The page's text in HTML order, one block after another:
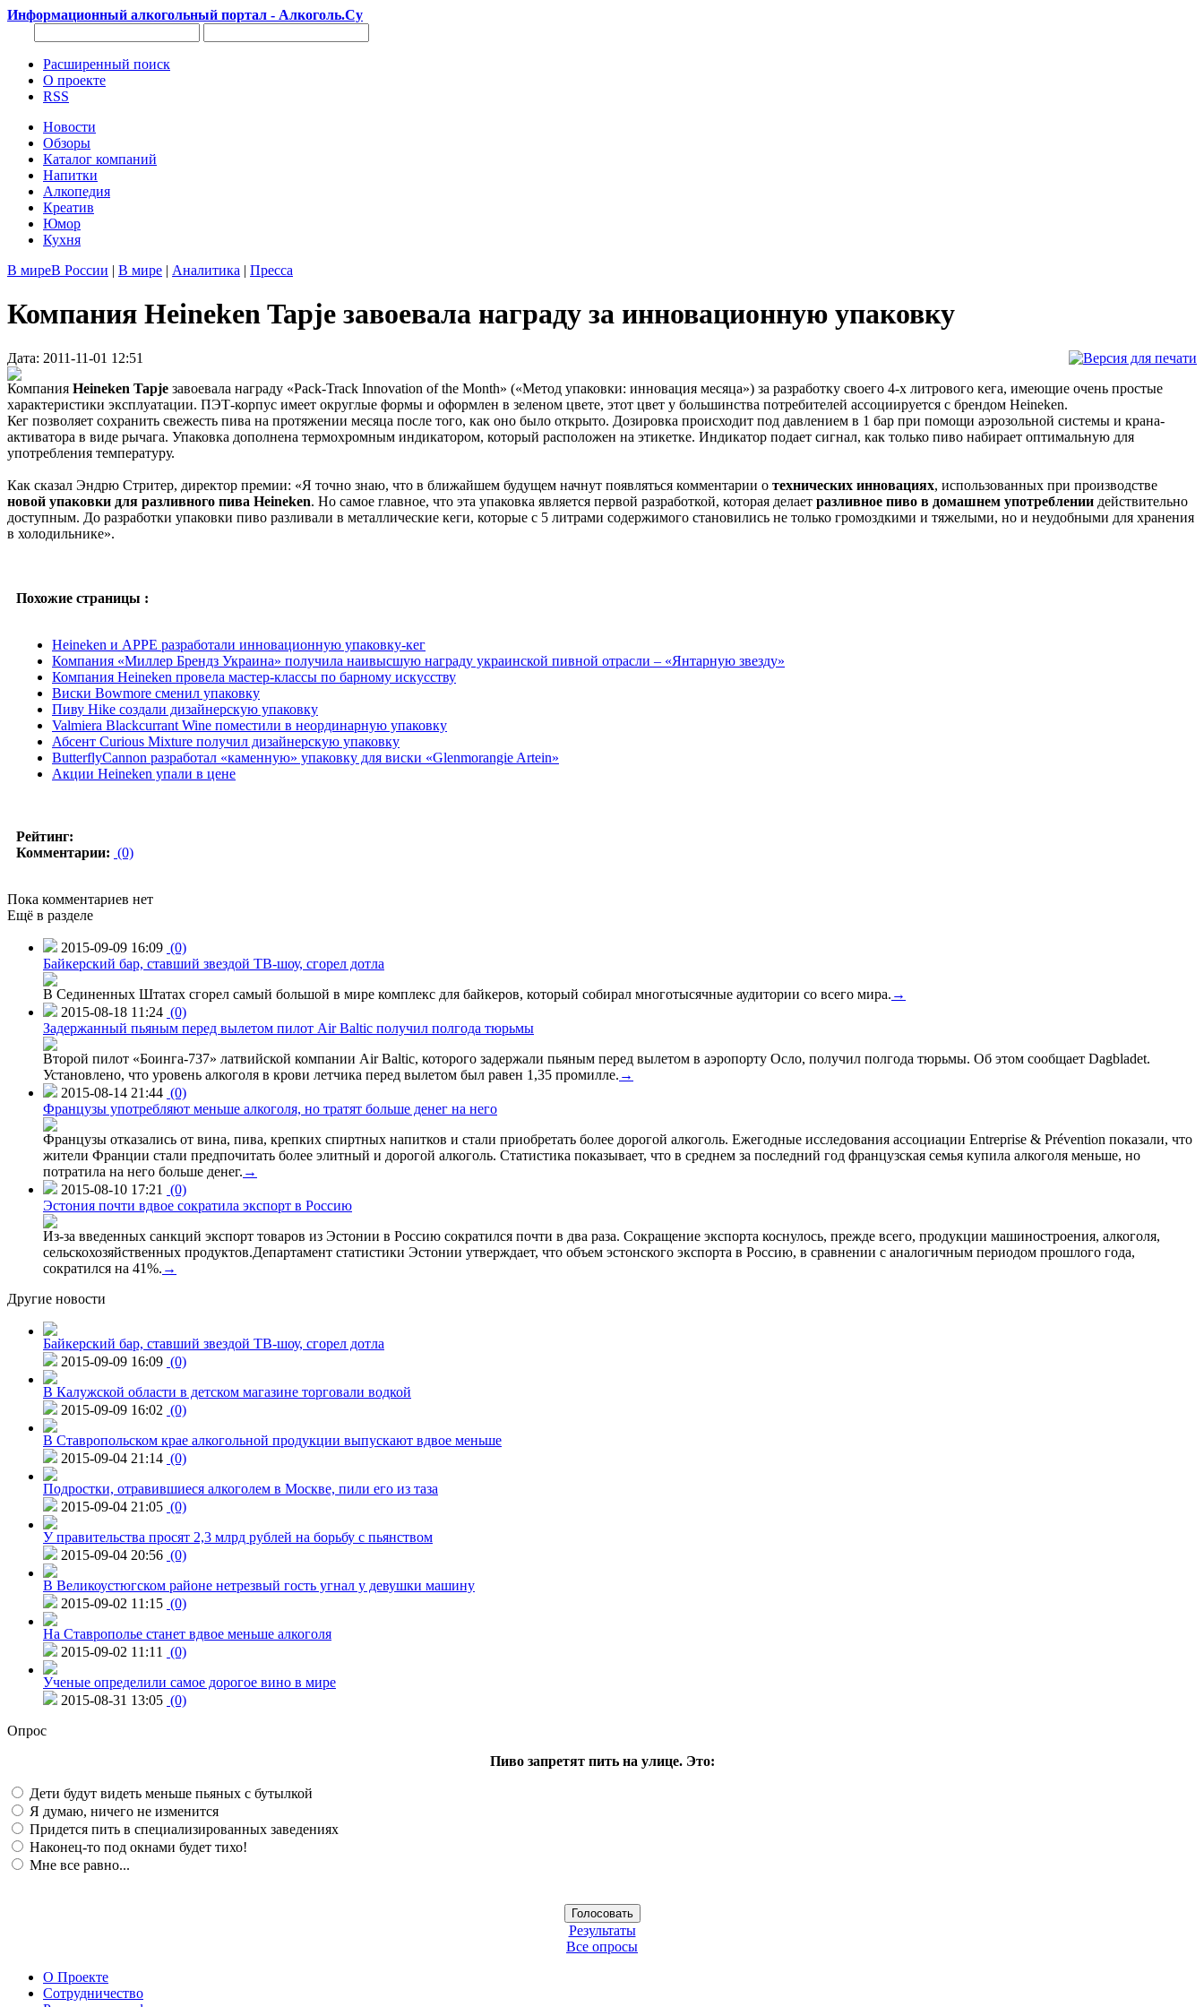
Информационный алкогольный портал - Алкоголь.Су
Расширенный поиск
О проекте
RSS
Новости
Обзоры
Каталог компаний
Напитки
Алкопедия
Креатив
Юмор
Кухня
В миреВ России | В мире | Аналитика | Пресса
Компания Heineken Tapje завоевала награду за инновационную упаковку
Дата: 2011-11-01 12:51
Компания Heineken Tapje завоевала награду «Pack-Track Innovation of the Month» («Метод упаковки: инновация месяца») за разработку своего 4-х литрового кега, имеющие очень простые
характеристики эксплуатации. ПЭТ-корпус имеет округлые формы и оформлен в зеленом цвете, этот цвет у большинства потребителей ассоциируется с брендом Heineken.
Кег позволяет сохранить свежесть пива на протяжении месяца после того, как оно было открыто. Дозировка происходит под давлением в 1 бар при помощи аэрозольной системы и крана-
активатора в виде рычага. Упаковка дополнена термохромным индикатором, который расположен на этикетке. Индикатор подает сигнал, как только пиво набирает оптимальную для
употребления температуру.
Как сказал Эндрю Стритер, директор премии: «Я точно знаю, что в ближайшем будущем начнут появляться комментарии о технических инновациях, использованных при производстве
новой упаковки для разливного пива Heineken. Но самое главное, что эта упаковка является первой разработкой, которая делает разливное пиво в домашнем употреблении действительно
доступным. До разработки упаковки пиво разливали в металлические кеги, которые с 5 литрами содержимого становились не только громоздкими и тяжелыми, но и неудобными для хранения
в холодильнике».
Похожие страницы :
Heineken и APPE разработали инновационную упаковку-кег
Компания «Миллер Брендз Украина» получила наивысшую награду украинской пивной отрасли – «Янтарную звезду»
Компания Heineken провела мастер-классы по барному искусству
Виски Bowmore сменил упаковку
Пиву Hike создали дизайнерскую упаковку
Valmiera Blackcurrant Wine поместили в неординарную упаковку
Абсент Curious Mixture получил дизайнерскую упаковку
ButterflyCannon разработал «каменную» упаковку для виски «Glenmorangie Artein»
Акции Heineken упали в цене
Рейтинг:
Комментарии: (0)
Пока комментариев нет
Ещё в разделе
2015-09-09 16:09 (0)
Байкерский бар, ставший звездой ТВ-шоу, сгорел дотла
В Сединенных Штатах сгорел самый большой в мире комплекс для байкеров, который собирал многотысячные аудитории со всего мира. →
2015-08-18 11:24 (0)
Задержанный пьяным перед вылетом пилот Air Baltic получил полгода тюрьмы
Второй пилот «Боинга-737» латвийской компании Air Baltic, которого задержали пьяным перед вылетом в аэропорту Осло, получил полгода тюрьмы. Об этом сообщает Dagbladet.
Установлено, что уровень алкоголя в крови летчика перед вылетом был равен 1,35 промилле. →
2015-08-14 21:44 (0)
Французы употребляют меньше алкоголя, но тратят больше денег на него
Французы отказались от вина, пива, крепких спиртных напитков и стали приобретать более дорогой алкоголь. Ежегодные исследования ассоциации Entreprise & Prévention показали, что
жители Франции стали предпочитать более элитный и дорогой алкоголь. Статистика показывает, что в среднем за последний год французская семья купила алкоголя меньше, но
потратила на него больше денег. →
2015-08-10 17:21
(0)
Эстония почти вдвое сократила экспорт в Россию
Из-за введенных санкций экспорт товаров из Эстонии в Россию сократился почти в два раза. Сокращение экспорта коснулось, прежде всего, продукции машиностроения, алкоголя,
сельскохозяйственных продуктов.Департамент статистики Эстонии утверждает, что объем эстонского экспорта в Россию, в сравнении с аналогичным периодом прошлого года,
сократился на 41%. →
Другие новости
Байкерский бар, ставший звездой ТВ-шоу, сгорел дотла
2015-09-09 16:09 (0)
В Калужской области в детском магазине торговали водкой
2015-09-09 16:02 (0)
В Ставропольском крае алкогольной продукции выпускают вдвое меньше
2015-09-04 21:14 (0)
Подростки, отравившиеся алкоголем в Москве, пили его из таза
2015-09-04 21:05 (0)
У правительства просят 2,3 млрд рублей на борьбу с пьянством
2015-09-04 20:56 (0)
В Великоустюгском районе нетрезвый гость угнал у девушки машину
2015-09-02 11:15 (0)
На Ставрополье станет вдвое меньше алкоголя
2015-09-02 11:11
(0)
Ученые определили самое дорогое вино в мире
2015-08-31 13:05 (0)
Опрос
Пиво запретят пить на улице. Это:
Дети будут видеть меньше пьяных с бутылкой
Я думаю, ничего не изменится
Придется пить в специализированных заведениях
Наконец-то под окнами будет тихо!
Мне все равно...
Результаты
Все опросы
О Проекте
Сотрудничество